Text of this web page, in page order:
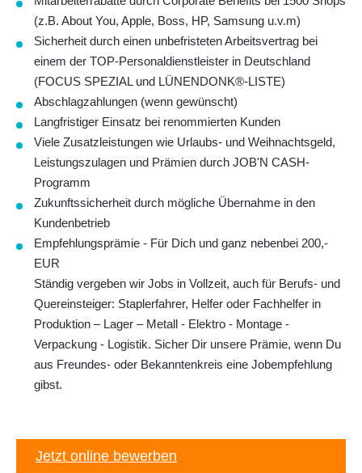
(z.B. About You, Apple, Boss, HP, Samsung u.v.m)
Sicherheit durch einen unbefristeten Arbeitsvertrag bei
einem der TOP-Personaldienstleister in Deutschland
(FOCUS SPEZIAL und LÜNENDONK®-LISTE)
Abschlagzahlungen (wenn gewünscht)
Langfristiger Einsatz bei renommierten Kunden
Viele Zusatzleistungen wie Urlaubs- und Weihnachtsgeld,
Leistungszulagen und Prämien durch JOB'N CASH-
Programm
Zukunftssicherheit durch mögliche Übernahme in den
Kundenbetrieb
Empfehlungsprämie - Für Dich und ganz nebenbei 200,-
EUR
Ständig vergeben wir Jobs in Vollzeit, auch für Berufs- und
Quereinsteiger: Staplerfahrer, Helfer oder Fachhelfer in
Produktion – Lager – Metall - Elektro - Montage -
Verpackung - Logistik. Sicher Dir unsere Prämie, wenn Du
aus Freundes- oder Bekanntenkreis eine Jobempfehlung
gibst.
Jetzt online bewerben